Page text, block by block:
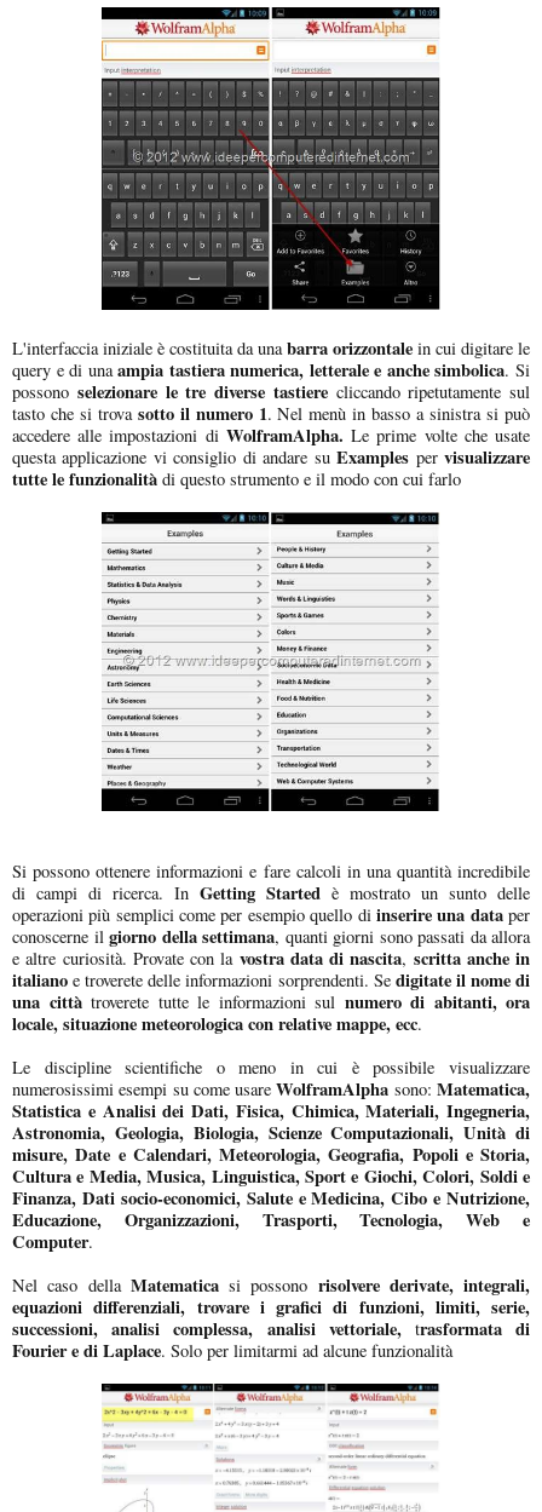
L'interfaccia iniziale è costituita da unabarra orizzontale in cui digitare le
query e di unaampia tastiera numerica, letterale e anche simbolica. Si
possono selezionare le tre diverse tastierecliccando ripetutamente sul
tasto che si trova sotto il numero 1. Nel menù in basso a sinistra si può
accedere alle impostazioni di WolframAlpha. Le prime volte che usate
questa applicazione vi consiglio di andare suExamples pervisualizzare
tutte le funzionalità di questo strumento e il modo con cui farlo
Si possono ottenere informazioni e fare calcoli in una quantità incredibile
di campi di ricerca. In Getting Started è mostrato un sunto delle
operazioni più semplici come per esempio quello di inserire una dataper
conoscerne il giorno della settimana, quanti giorni sono passati da allora
e altre curiosità. Provate con la vostra data di nascita, scritta anche in
italiano e troverete delle informazioni sorprendenti. Se digitate il nome di
una cittàtroverete tutte le informazioni sul numero di abitanti, ora
locale, situazione meteorologica con relative mappe, ecc.
Le discipline scientifiche o meno in cui è possibile visualizzare
numerosissimi esempi su come usareWolframAlpha sono:Matematica,
Statistica e Analisi dei Dati, Fisica, Chimica, Materiali, Ingegneria,
Astronomia, Geologia, Biologia, Scienze Computazionali, Unità di
misure, Date e Calendari, Meteorologia, Geografia, Popoli e Storia,
Cultura e Media, Musica, Linguistica, Sport e Giochi, Colori, Soldi e
Finanza, Dati socio-economici, Salute e Medicina, Cibo e Nutrizione,
Educazione, Organizzazioni, Trasporti, Tecnologia, Web e
Computer.
Nel caso della Matematica si possono risolvere derivate, integrali,
equazioni differenziali, trovare i grafici di funzioni, limiti, serie,
successioni, analisi complessa, analisi vettoriale,trasformata di
Fourier e di Laplace. Solo per limitarmi ad alcune funzionalità